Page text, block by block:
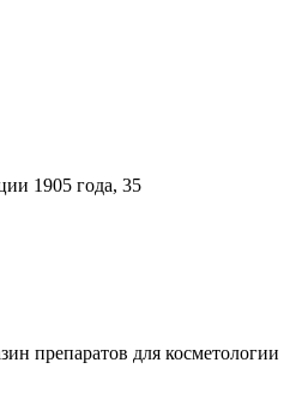
1905 года, 35
препаратов для косметологии